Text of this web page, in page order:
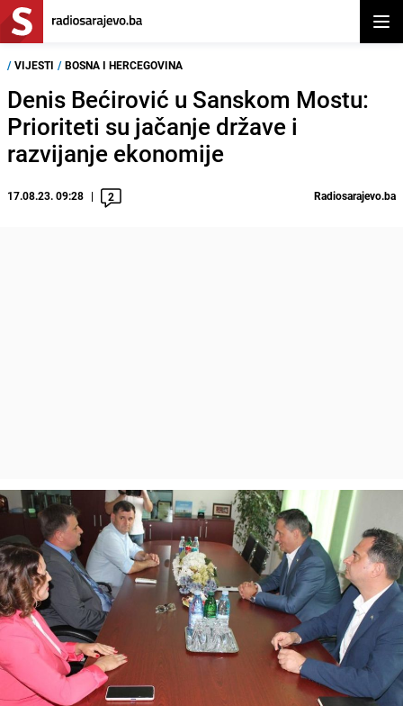
/ VIJESTI / BOSNA I HERCEGOVINA
Denis Bećirović u Sanskom Mostu:
Prioriteti su jačanje države i
razvijanje ekonomije
17.08.23. 09:28 2 Radiosarajevo.ba